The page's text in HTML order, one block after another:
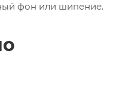
фон или шипение.